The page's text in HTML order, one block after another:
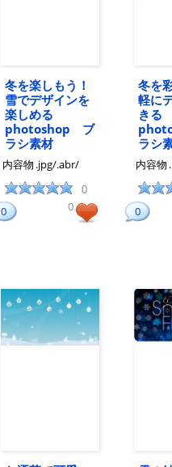
冬を楽しもう！
雪でデザインを
楽しめる
photoshop ブ
ラシ素材
内容物 .jpg/.abr/
0
0 0
冬を
軽に
き
ラシ
内容物
0